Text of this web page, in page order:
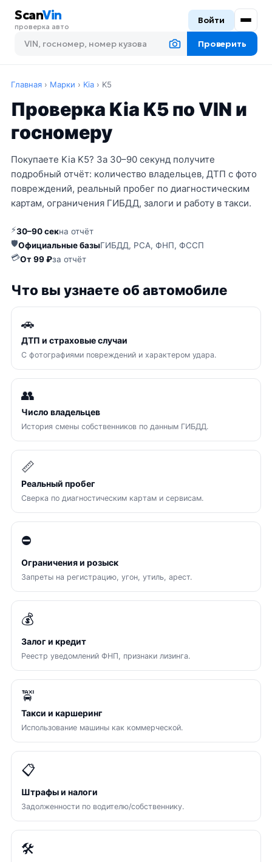
ScanVin
проверка авто
Проверить
Войти
Главная › Марки › Kia › K5
Проверка Kia K5 по VIN и
госномеру
Покупаете Kia K5? За 30–90 секунд получите
подробный отчёт: количество владельцев, ДТП с фото
повреждений, реальный пробег по диагностическим
картам, ограничения ГИБДД, залоги и работу в такси.
⚡30–90 секна отчёт
🛡Официальные базыГИБДД, РСА, ФНП, ФССП
💳От 99 ₽за отчёт
Что вы узнаете об автомобиле
🚗
ДТП и страховые случаи
С фотографиями повреждений и характером удара.
👥
Число владельцев
История смены собственников по данным ГИБДД.
📏
Реальный пробег
Сверка по диагностическим картам и сервисам.
⛔
Ограничения и розыск
Запреты на регистрацию, угон, утиль, арест.
💰
Залог и кредит
Реестр уведомлений ФНП, признаки лизинга.
🚖
Такси и каршеринг
Использование машины как коммерческой.
📋
Штрафы и налоги
Задолженности по водителю/собственнику.
🛠